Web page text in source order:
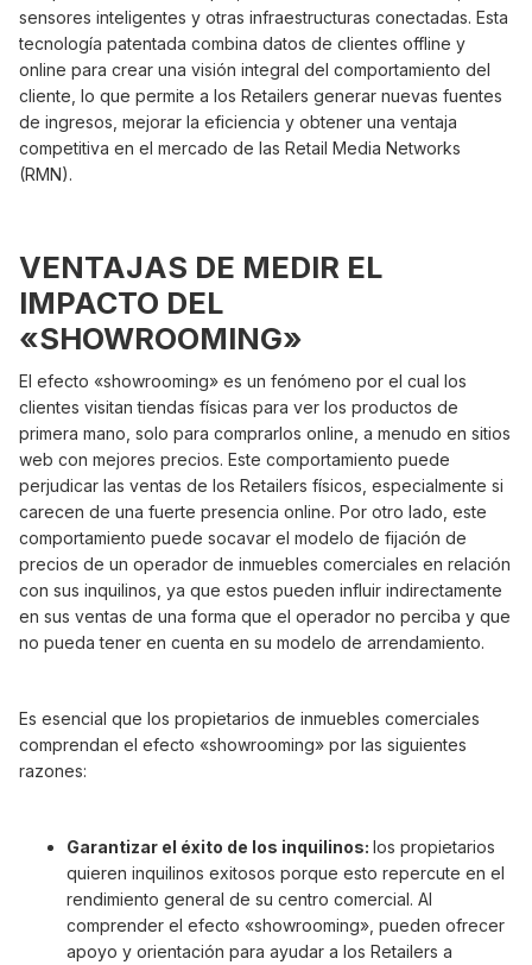
sensores inteligentes y otras infraestructuras conectadas. Esta
tecnología patentada combina datos de clientes offline y
online para crear una visión integral del comportamiento del
cliente, lo que permite a los Retailers generar nuevas fuentes
de ingresos, mejorar la eficiencia y obtener una ventaja
competitiva en el mercado de las Retail Media Networks
(RMN).
VENTAJAS DE MEDIR EL
IMPACTO DEL
«SHOWROOMING»
El efecto «showrooming» es un fenómeno por el cual los
clientes visitan tiendas físicas para ver los productos de
primera mano, solo para comprarlos online, a menudo en sitios
web con mejores precios. Este comportamiento puede
perjudicar las ventas de los Retailers físicos, especialmente si
carecen de una fuerte presencia online. Por otro lado, este
comportamiento puede socavar el modelo de fijación de
precios de un operador de inmuebles comerciales en relación
con sus inquilinos, ya que estos pueden influir indirectamente
en sus ventas de una forma que el operador no perciba y que
no pueda tener en cuenta en su modelo de arrendamiento.
Es esencial que los propietarios de inmuebles comerciales
comprendan el efecto «showrooming» por las siguientes
razones:
Garantizar el éxito de los inquilinos: los propietarios
quieren inquilinos exitosos porque esto repercute en el
rendimiento general de su centro comercial. AI
comprender el efecto «showrooming», pueden ofrecer
apoyo y orientación para ayudar a los Retailers a